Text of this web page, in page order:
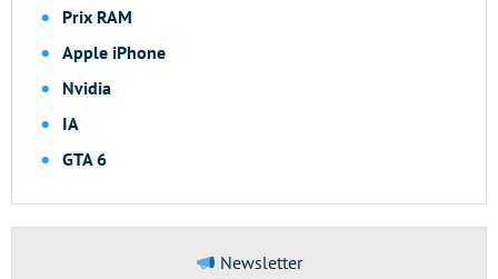
Prix RAM
Apple iPhone
Nvidia
IA
GTA 6
Newsletter